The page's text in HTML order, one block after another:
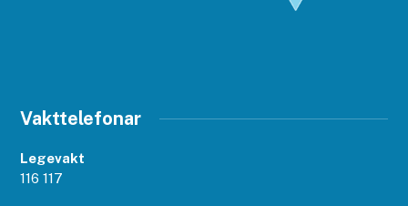
Vakttelefonar
Legevakt
116 117